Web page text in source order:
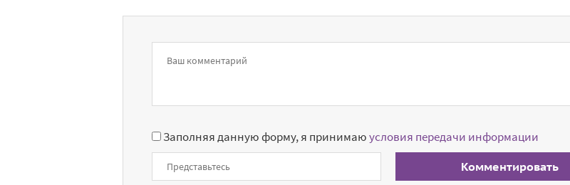
Заполняя данную форму, я принимаюусловия передачи информации
Комментировать